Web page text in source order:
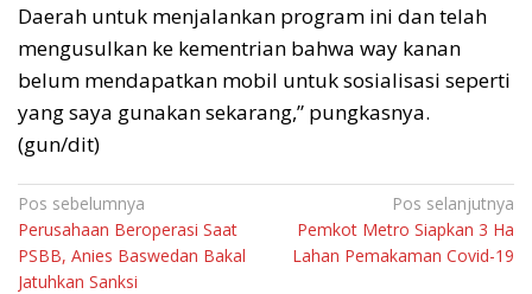
Daerah untuk menjalankan program ini dan telah
mengusulkan ke kementrian bahwa way kanan
belum mendapatkan mobil untuk sosialisasi seperti
yang saya gunakan sekarang,” pungkasnya.
(gun/dit)
Navigasi
pos
Pos sebelumnya
Perusahaan Beroperasi Saat
PSBB, Anies Baswedan Bakal
Jatuhkan Sanksi
Pos selanjutnya
Pemkot Metro Siapkan 3 Ha
Lahan Pemakaman Covid-19